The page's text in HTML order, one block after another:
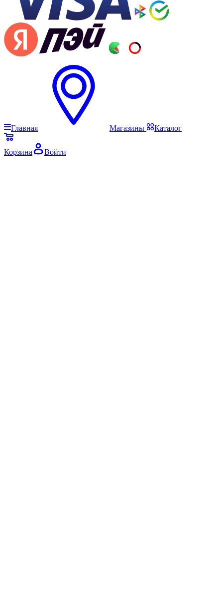
Главная Магазины Каталог
Корзина Войти